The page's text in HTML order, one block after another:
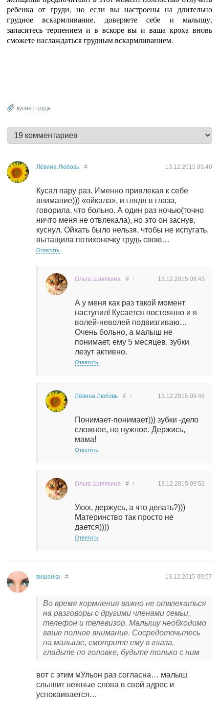
ребенка от груди, но если вы настроены на длительно
грудное вскармливание, доверяете себе и малышу,
запаситесь терпением и в вскоре вы и ваша кроха вновь
сможете наслаждаться грудным вскармливанием.
кусает грудь
Лёвина Любовь 13.12.2015 09:40
#
Кусал пару раз. Именно привлекая к себе
внимание))) «ойкала», и глядя в глаза,
говорила, что больно. А один раз ночью(точно
ничто меня не отвлекала), но это он заснув,
куснул. Ойкать было нельзя, чтобы не испугать,
вытащила потихонечку грудь свою…
Ответить
Ольга Шляпкина 13.12.2015 09:43
# ↑
А у меня как раз такой момент
наступил! Кусается постоянно и я
волей-неволей подвизгиваю…
Очень больно, а малыш не
понимает, ему 5 месяцев, зубки
лезут активно.
Ответить
Лёвина Любовь 13.12.2015 09:48
# ↑
Понимает-понимает))) зубки -дело
сложное, но нужное. Держись,
мама!
Ответить
Ольга Шляпкина 13.12.2015 09:52
# ↑
Уххх, держусь, а что делать?)))
Материнство так просто не
дается))))
Ответить
вишенка 13.12.2015 09:57
#
Во время кормления важно не отвлекаться
на разговоры с другими членами семьи,
телефон и телевизор. Малышу необходимо
ваше полное внимание. Сосредоточьтесь
на малыше, смотрите ему в глаза,
гладьте по головке, будьте только с ним
вот с этим мУльон раз согласна… малыш
слышит нежные слова в свой адрес и
успокаивается…